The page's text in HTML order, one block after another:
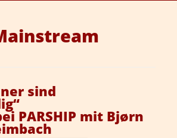
sind
PARSHIP mit Bjørn